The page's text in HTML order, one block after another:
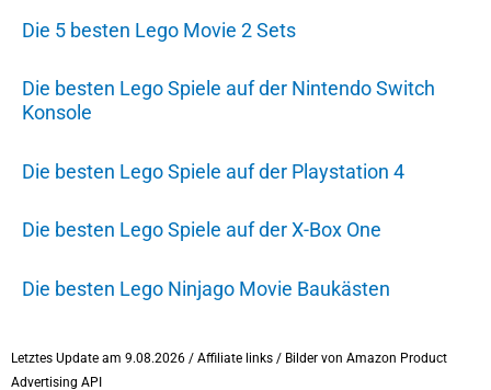
Die 5 besten Lego Movie 2 Sets
Die besten Lego Spiele auf der Nintendo Switch
Konsole
Die besten Lego Spiele auf der Playstation 4
Die besten Lego Spiele auf der X-Box One
Die besten Lego Ninjago Movie Baukästen
Letztes Update am 9.08.2026 / Affiliate links / Bilder von Amazon Product
Advertising API